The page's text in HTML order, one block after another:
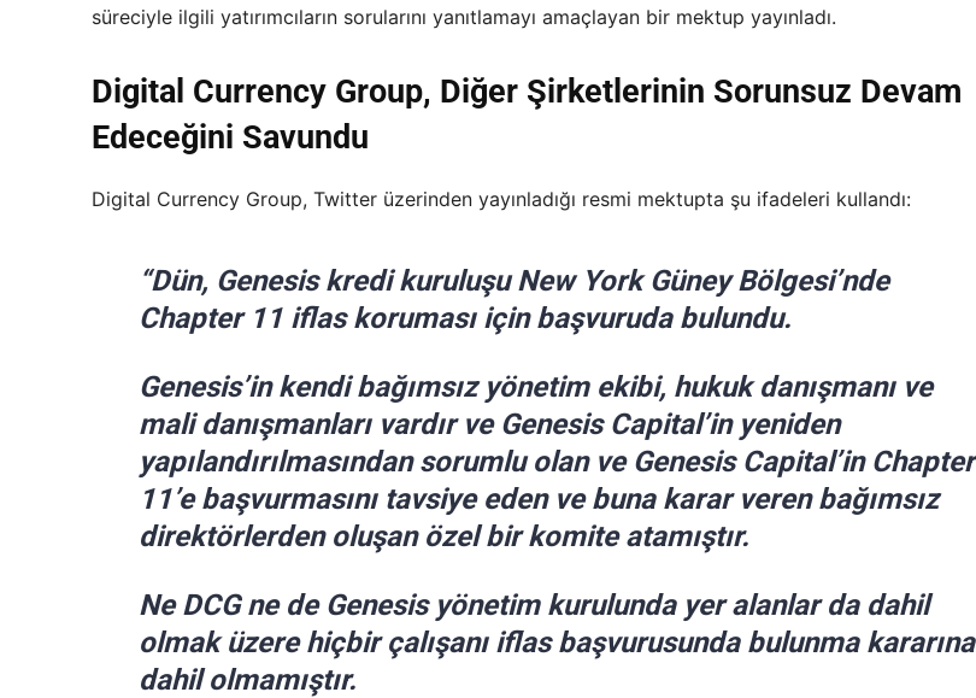
süreciyle ilgili yatırımcıların sorularını yanıtlamayı amaçlayan bir mektup yayınladı.
Digital Currency Group, Diğer Şirketlerinin Sorunsuz Devam
Edeceğini Savundu
Digital Currency Group, Twitter üzerinden yayınladığı resmi mektupta şu ifadeleri kullandı:
“Dün, Genesis kredi kuruluşu New York Güney Bölgesi’nde
Chapter 11 iflas koruması için başvuruda bulundu.
Genesis’in kendi bağımsız yönetim ekibi, hukuk danışmanı ve
mali danışmanları vardır ve Genesis Capital’in yeniden
yapılandırılmasından sorumlu olan ve Genesis Capital’in Chapter
11’e başvurmasını tavsiye eden ve buna karar veren bağımsız
direktörlerden oluşan özel bir komite atamıştır.
Ne DCG ne de Genesis yönetim kurulunda yer alanlar da dahil
olmak üzere hiçbir çalışanı iflas başvurusunda bulunma kararına
dahil olmamıştır.